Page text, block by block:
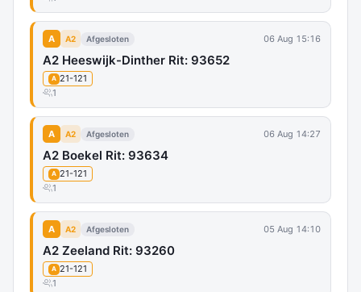
A A2 Afgesloten 06 Aug 15:16
A2 Heeswijk-Dinther Rit: 93652
A 21-121
1
A A2 Afgesloten 06 Aug 14:27
A2 Boekel Rit: 93634
A 21-121
1
A A2 Afgesloten 05 Aug 14:10
A2 Zeeland Rit: 93260
A 21-121
1